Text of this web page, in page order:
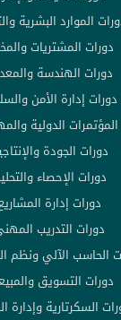
الموارد البشرية
دورات المشتريات
دورات الهندسة
دورات إدارة الأمن
المؤتمرات الدولية
دورات الجودة
دورات الإحصاء
دورات إدارة
دورات التدريب
الحاسب الآلي ونظم
دورات التسويق
السكرتارية وإدارة